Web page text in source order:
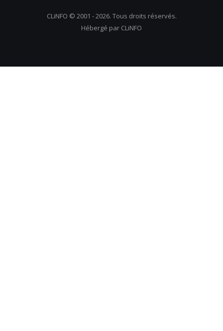
CLiNFO © 2001 - 2026. Tous droits réservés.
Hébergé par CLiNFO